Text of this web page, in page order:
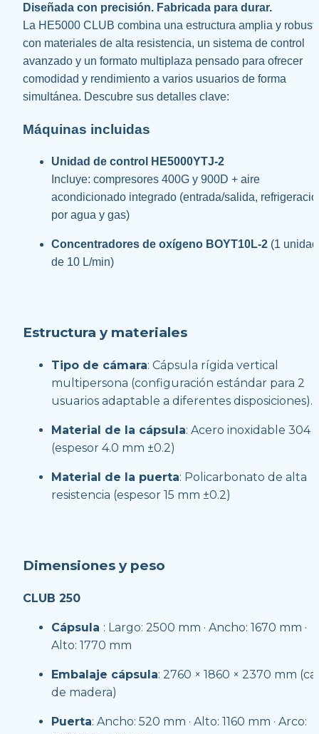
Diseñada con precisión. Fabricada para durar.
La HE5000 CLUB combina una estructura amplia y
con materiales de alta resistencia, un sistema de control
avanzado y un formato multiplaza pensado para ofrecer
comodidad y rendimiento a varios usuarios de forma
simultánea. Descubre sus detalles clave:
Máquinas incluidas
Unidad de control HE5000YTJ-2
Incluye: compresores 400G y 900D + aire
acondicionado integrado (entrada/salida,
por agua y gas)
Concentradores de oxígeno BOYT10L-2 (1
de 10 L/min)
Estructura y materiales
Tipo de cámara: Cápsula rígida vertical
multipersona (configuración estándar para 2
usuarios adaptable a diferentes disposiciones).
Material de la cápsula: Acero inoxidable 304
(espesor 4.0 mm ±0.2)
Material de la puerta: Policarbonato de alta
resistencia (espesor 15 mm ±0.2)
Dimensiones y peso
CLUB 250
Cápsula : Largo: 2500 mm · Ancho: 1670 mm ·
Alto: 1770 mm
Embalaje cápsula: 2760 × 1860 × 2370 mm
de madera)
Puerta: Ancho: 520 mm · Alto: 1160 mm · Arco: